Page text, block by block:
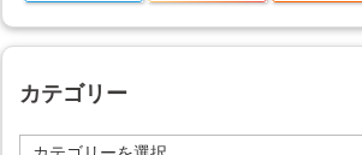
カテゴリー